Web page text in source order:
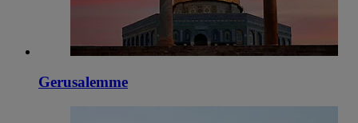
Gerusalemme